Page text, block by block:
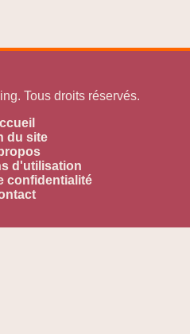
Tous droits réservés.
du site
d'utilisation
confidentialité